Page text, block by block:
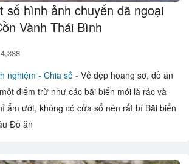
số hình ảnh chuyến dã ngoại
Vành Thái Bình
4,388
nghiệm - Chia sẻ - Vẻ đẹp hoang sơ, đồ ăn
điểm trừ như các bãi biển mới là rác và
ẩm ướt, không có cửa sổ nên rất bí Bãi biển
Đồ ăn